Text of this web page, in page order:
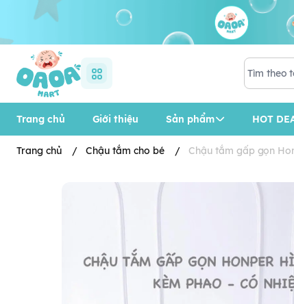
Trang chủ Giới thiệu Sản phẩm HOT
Trang chủ / Chậu tắm cho bé / Chậu tắm gấp gọn